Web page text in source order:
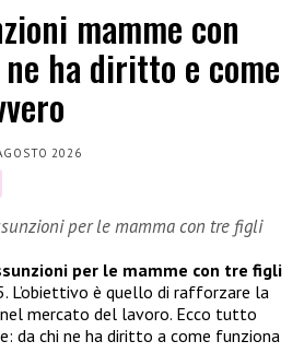
mamme con
ha diritto e come
2026
per le mamma con tre figli
per le mamme con tre figli
L’obiettivo è quello di rafforzare la
mercato del lavoro. Ecco tutto
da chi ne ha diritto a come funziona